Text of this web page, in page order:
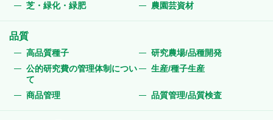
芝・緑化・緑肥
農園芸資材
品質
高品質種子
研究農場/品種開発
公的研究費の管理体制につい
て
生産/種子生産
商品管理 品質管理/品質検査